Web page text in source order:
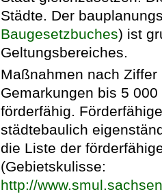
Städte. Der
Baugesetzbuches) ist
Geltungsbereiches.
Maßnahmen nach
Gemarkungen bis 5
förderfähig.
städtebaulich
die Liste der
(Gebietskulisse:
http://